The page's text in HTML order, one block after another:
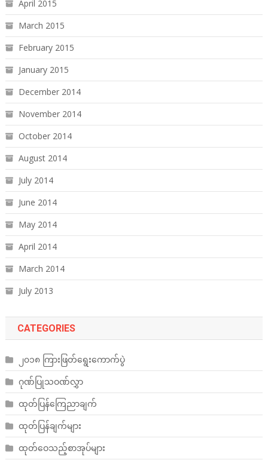
April 2015
March 2015
February 2015
January 2015
December 2014
November 2014
October 2014
August 2014
July 2014
June 2014
May 2014
April 2014
March 2014
July 2013
CATEGORIES
၂၀၁၈ ကြားဖြတ်ရွေးကောက်ပွဲ
ဂုဏ်ပြုသဝဏ်လွှာ
ထုတ်ပြန်ကြေညာချက်
ထုတ်ပြန်ချက်များ
ထုတ်ဝေသည့်စာအုပ်များ